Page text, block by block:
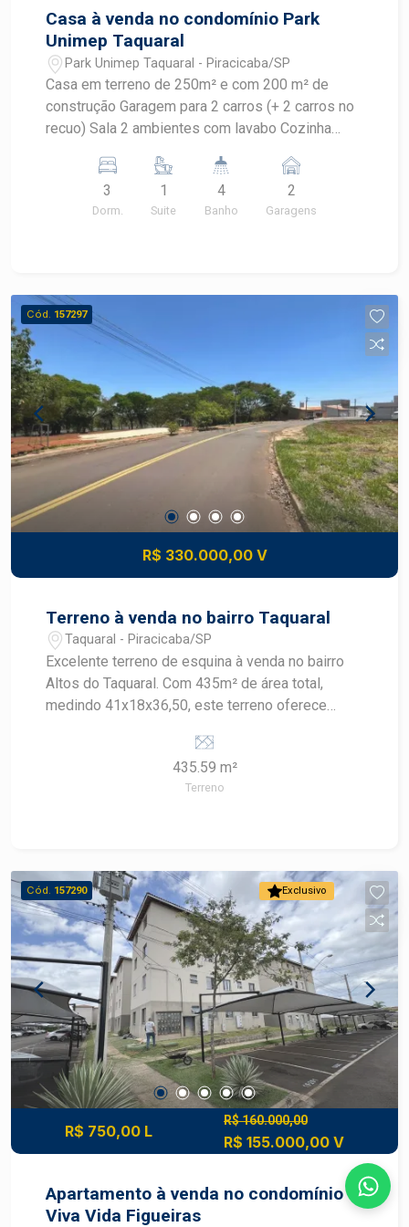
Casa à venda no condomínio Park
Unimep Taquaral
Park Unimep Taquaral - Piracicaba/SP
Casa em terreno de 250m² e com 200 m² de
construção Garagem para 2 carros (+ 2 carros no
recuo) Sala 2 ambientes com lavabo Cozinha
separada 3 dormitórios sendo 1 suite e 1
banheiro social Quintal com gramado
3
Dorm.
1
Suite
4
Banho
2
Garagens
Cód. 157297
R$ 330.000,00 V
Terreno à venda no bairro Taquaral
Taquaral - Piracicaba/SP
Excelente terreno de esquina à venda no bairro
Altos do Taquaral. Com 435m² de área total,
medindo 41x18x36,50, este terreno oferece
próximo ao Hospital Ilumina. Ideal para
construção residencial ou comercial, proporciona
amplo espaço e excelente visibilidade por ser de
435.59 m²
Terreno
Exclusivo
Cód. 157290
R$ 750,00 L
R$ 160.000,00
R$ 155.000,00 V
Apartamento à venda no condomínio
Viva Vida Figueiras